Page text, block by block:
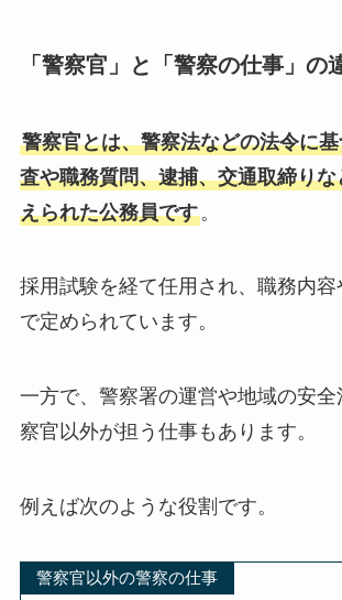
「警察官」と「警察の仕事」の
警察官とは、警察法などの法令に
査や職務質問、逮捕、交通取締り
えられた公務員です。
採用試験を経て任用され、職務内容
で定められています。
一方で、警察署の運営や地域の安
察官以外が担う仕事もあります。
例えば次のような役割です。
警察官以外の警察の仕事